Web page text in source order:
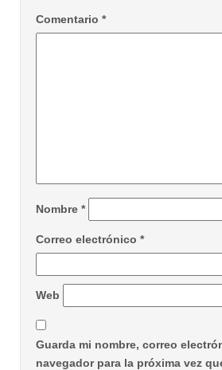
Comentario *
Nombre *
Correo electrónico *
Web
Guarda mi nombre, correo
navegador para la próxima vez